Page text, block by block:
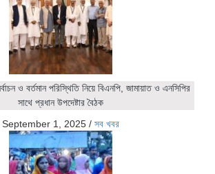
ও বর্তমান পরিস্থিতি নিয়ে বিএনপি, জামায়াত ও এনসিপির
সাথে প্রধান উপদেষ্টার বৈঠক
September 1, 2025 / সব খবর